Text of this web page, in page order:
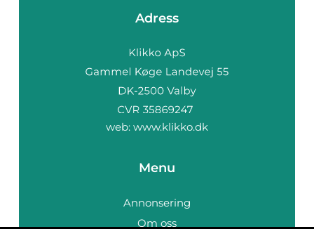
Adress
web: www.klikko.dk
Menu
Annonsering
Om oss